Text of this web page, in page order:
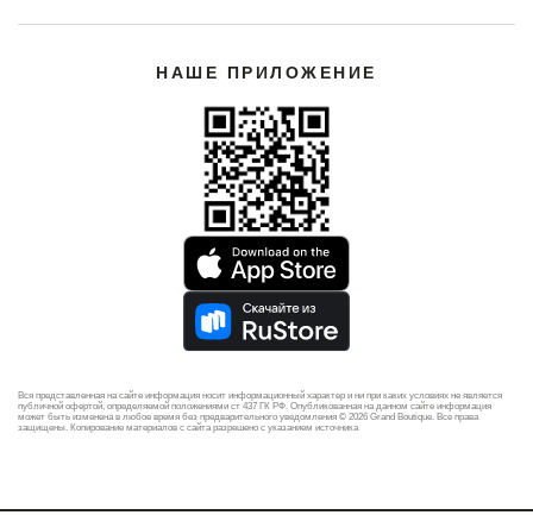
НАШЕ ПРИЛОЖЕНИЕ
Вся представленная на сайте информация носит информационный характер и ни при каких условиях не является
публичной офертой, определяемой положениями ст 437 ГК РФ. Опубликованная на данном сайте информация
может быть изменена в любое время без предварительного уведомления © 2026 Grand Boutique. Все права
защищены. Копирование материалов с сайта разрешено с указанием источника